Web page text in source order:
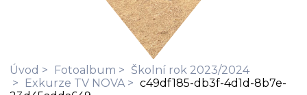
Úvod Fotoalbum
Školní rok 2023/2024
Exkurze TV NOVA
c49df185-db3f-4d1d-8b7e-